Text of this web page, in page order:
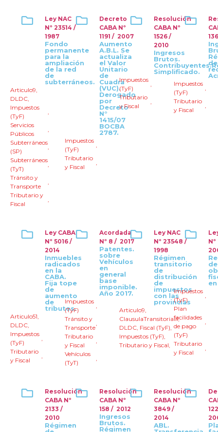
Ley NAC
Nº 23514 /
1987
Fondo
permanente
para la
ampliación
de la red
de
subterráneos.
Articulo9,
DLDC,
Impuestos
(TyF)
,
Servicios
Públicos
,
Subterráneos
(SP)
,
Subterráneos
(TyT)
,
Tránsito y
Transporte
,
Tributario y
Fiscal
,
Decreto
CABA Nº
1191 / 2007
Aumento
A.B.L. Se
actualiza
el Valor
Unitario
de
Cuadra
(VUC).
Derogado
por
Decreto
N°
1415/07
BOCBA
2787.
Impuestos
(TyF)
,
Tributario
y Fiscal
,
Resolución
CABA Nº
1526 /
2010
Ingresos
Brutos.
Simplificado.
Impuestos
(TyF)
,
Tributario
y Fiscal
,
de
Impuestos
(TyF)
,
Tributario
y Fiscal
,
Ley CABA
Nº 5016 /
2014
Inmuebles
radicados
en la
CABA.
Fija tope
de
aumento
de
tributos.
Articulo51,
DLDC,
Impuestos
(TyF)
,
Tributario
y Fiscal
,
Acordada
Nº 8 / 2017
Patentes.
sobre
Vehículos
en
general
base
imponible.
Año 2017.
Impuestos
(TyF)
,
Tránsito y
Transporte
,
Tributario
y Fiscal
,
Vehículos
(TyT)
,
Ley NAC
Nº 23548 /
1998
Régimen
transitorio
de
distribución
de
impuestos
con las
provincias
Articulo9,
ClausulaTransitoriaIII,
DLDC, Fiscal (TyF),
Impuestos (TyF),
Tributario y Fiscal,
de
Impuestos
(TyF)
,
Plan
facilidades
de pago
(TyF)
,
Tributario
y Fiscal
,
Resolución
CABA Nº
2133 /
2010
Régimen
Resolución
CABA Nº
158 / 2012
Ingresos
Brutos.
Régimen
Resolución
CABA Nº
3849 /
2014
ABL.